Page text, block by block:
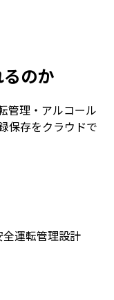
のか
管理・アルコール
保存をクラウドで
運転管理設計